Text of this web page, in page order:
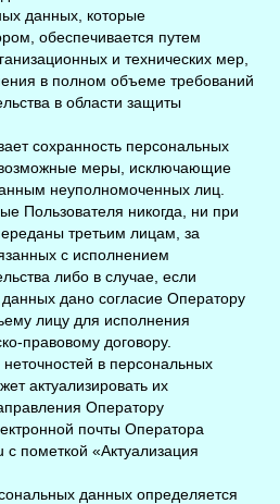
данных, которые
обеспечивается путем
и технических мер,
в полном объеме требований
в области защиты
сохранность персональных
меры, исключающие
неуполномоченных лиц.
Пользователя никогда, ни при
третьим лицам, за
с исполнением
либо в случае, если
дано согласие Оператору
лицу для исполнения
правовому договору.
в персональных
актуализировать их
Оператору
почты Оператора
пометкой «Актуализация
данных определяется